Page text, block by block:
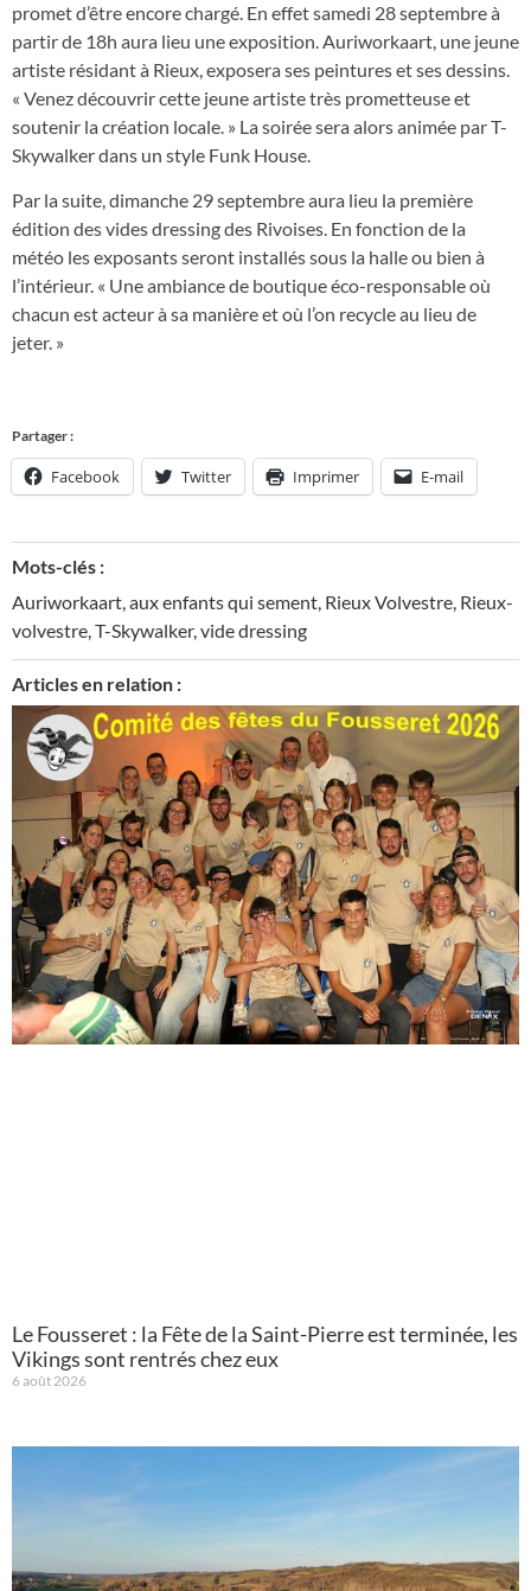
promet d’être encore chargé. En effet samedi 28 septembre à
partir de 18h aura lieu une exposition. Auriworkaart, une jeune
artiste résidant à Rieux, exposera ses peintures et ses dessins.
« Venez découvrir cette jeune artiste très prometteuse et
soutenir la création locale. » La soirée sera alors animée par T-
Skywalker dans un style Funk House.
Par la suite, dimanche 29 septembre aura lieu la première
édition des vides dressing des Rivoises. En fonction de la
météo les exposants seront installés sous la halle ou bien à
l’intérieur. « Une ambiance de boutique éco-responsable où
chacun est acteur à sa manière et où l’on recycle au lieu de
jeter. »
Partager :
Facebook Twitter Imprimer E-mail
Mots-clés :
Auriworkaart,aux enfants qui sement, Rieux Volvestre, Rieux-
volvestre,T-Skywalker,vide dressing
Articles en relation :
Le Fousseret : la Fête de la Saint-Pierre est terminée, les
Vikings sont rentrés chez eux
6 août 2026